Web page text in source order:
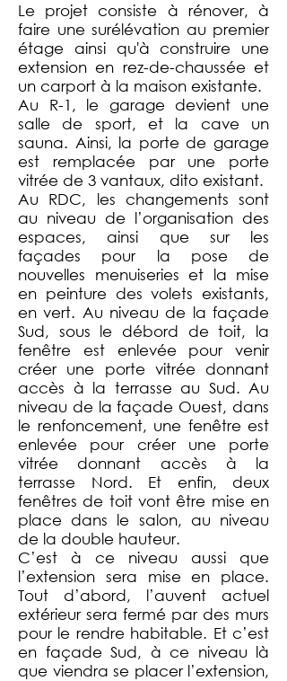
Le projet consiste à rénover, à
faire une surélévation au premier
étage ainsi qu'à construire une
extension en rez-de-chaussée et
un carport à la maison existante.
Au R-1, le garage devient une
salle de sport, et la cave un
sauna. Ainsi, la porte de garage
est remplacée par une porte
vitrée de 3 vantaux, dito existant.
Au RDC, les changements sont
au niveau de l’organisation des
espaces, ainsi que sur les
façades pour la pose de
nouvelles menuiseries et la mise
en peinture des volets existants,
en vert. Au niveau de la façade
Sud, sous le débord de toit, la
fenêtre est enlevée pour venir
créer une porte vitrée donnant
accès à la terrasse au Sud. Au
niveau de la façade Ouest, dans
le renfoncement, une fenêtre est
enlevée pour créer une porte
vitrée donnant accès à la
terrasse Nord. Et enfin, deux
fenêtres de toit vont être mise en
place dans le salon, au niveau
de la double hauteur.
C’est à ce niveau aussi que
l’extension sera mise en place.
Tout d’abord, l’auvent actuel
extérieur sera fermé par des murs
pour le rendre habitable. Et c’est
en façade Sud, à ce niveau là
que viendra se placer l’extension,